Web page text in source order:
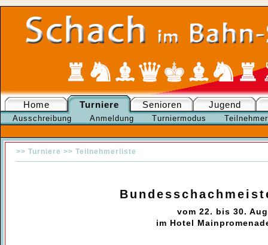
Home Turniere Senioren Jugend
Ausschreibung Anmeldung Turniermodus
>> Turniere >> Teilnehmerliste
vom 22. bis 30.
im Hotel